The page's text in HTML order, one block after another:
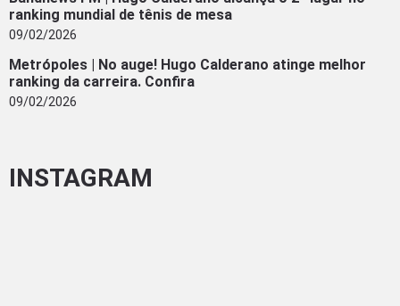
ranking mundial de tênis de mesa
09/02/2026
Metrópoles | No auge! Hugo Calderano atinge melhor
ranking da carreira. Confira
09/02/2026
INSTAGRAM